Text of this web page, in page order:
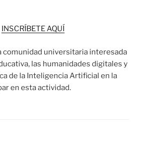
INSCRÍBETE AQUÍ
comunidad universitaria interesada
las humanidades digitales y
de la Inteligencia Artificial en la
en esta actividad.